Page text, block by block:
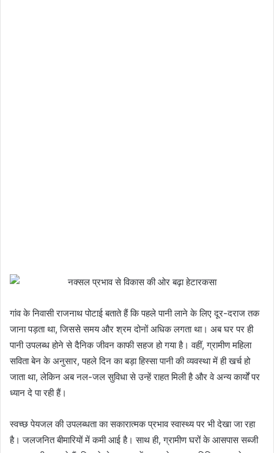
गांव के निवासी राजनाथ पोटाई बताते हैं कि पहले पानी लाने के लिए दूर-दराज तक
जाना पड़ता था, जिससे समय और श्रम दोनों अधिक लगता था। अब घर पर ही
पानी उपलब्ध होने से दैनिक जीवन काफी सहज हो गया है। वहीं, ग्रामीण महिला
सविता बेन के अनुसार, पहले दिन का बड़ा हिस्सा पानी की व्यवस्था में ही खर्च हो
जाता था, लेकिन अब नल-जल सुविधा से उन्हें राहत मिली है और वे अन्य कार्यों पर
ध्यान दे पा रही हैं।
स्वच्छ पेयजल की उपलब्धता का सकारात्मक प्रभाव स्वास्थ्य पर भी देखा जा रहा
है। जलजनित बीमारियों में कमी आई है। साथ ही, ग्रामीण घरों के आसपास सब्जी